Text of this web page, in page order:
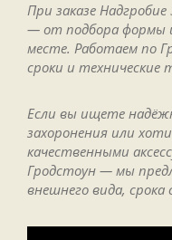
При заказе
— от подбора формы
месте. Работаем по
сроки и технические
Если вы ищете
захоронения или
качественными
Гродстоун — мы
внешнего вида,